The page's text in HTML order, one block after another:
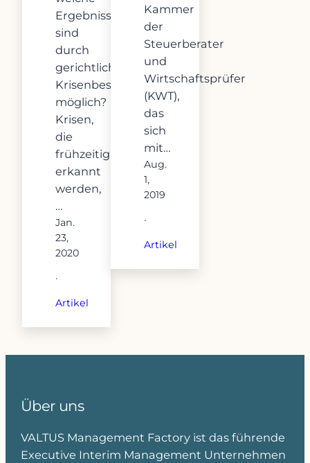
Ergebnisse
sind
durch
gerichtliche
Krisenbeseitigung
möglich?
Krisen,
die
frühzeitig
erkannt
werden,
…
Jan.
23,
2020
·
Artikel
Kammer
der
Steuerberater
und
Wirtschaftsprüfer
(KWT),
das
sich
mit…
Aug.
1,
2019
·
Artikel
Über uns
VALTUS Management Factory ist das führende
Executive Interim Management Unternehmen